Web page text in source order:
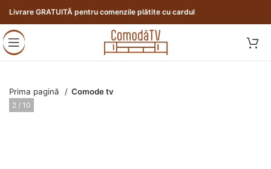
Livrare GRATUITĂ pentru comenzile plătite cu cardul
Prima pagină Comode tv
3 / 10